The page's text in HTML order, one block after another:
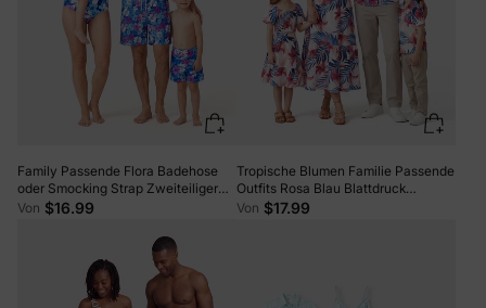
Family Passende Flora Badehose
oder Smocking Strap Zweiteiliger
Badeanzug lila
Von $16.99
Tropische Blumen Familie Passende
Outfits Rosa Blau Blattdruck
Kurzarmhemd oder eine Schulter
Von $17.99